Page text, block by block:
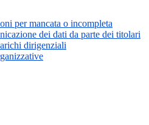
per mancata o incompleta
dei dati da parte dei titolari
dirigenziali